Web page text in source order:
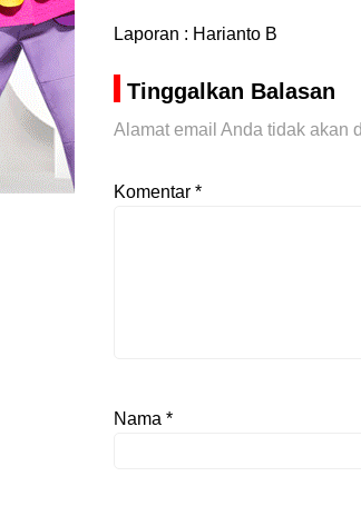
Laporan : Harianto B
Tinggalkan Balasan
Alamat email Anda tidak akan
Komentar *
Nama *